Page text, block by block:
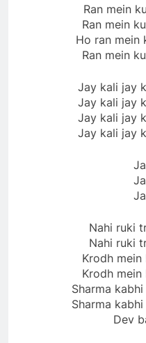
Ran mein
Ran mein
Ho ran mein
Ran mein
Jay kali jay
Jay kali jay
Jay kali jay
Jay kali jay
Nahi ruki
Nahi ruki
Krodh
Krodh
Sharma
Sharma
Dev